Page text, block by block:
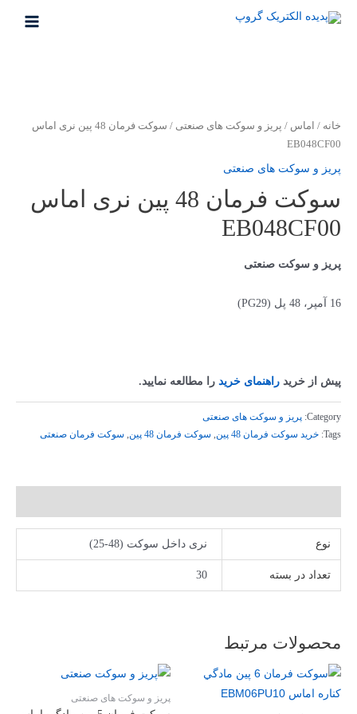
پرش
خانه / اماس / پریز و سوکت های صنعتی
/ سوکت فرمان 48 پین نری اماس
EB048CF00
پریز و سوکت های صنعتی
سوکت فرمان 48 پین نری اماس
EB048CF00
پریز و سوکت صنعتی
16 آمپر، 48 پل (PG29)
پیش از خرید راهنمای خرید را مطالعه نمایید.
Category: پریز و سوکت های صنعتی
Tags: خرید سوکت فرمان 48 پین سوکت فرمان 48 پین سوکت فرمان صنعتی
نوع نری داخل سوکت (48-25)
تعداد در بسته 30
محصولات مرتبط
پریز و سوکت های صنعتی